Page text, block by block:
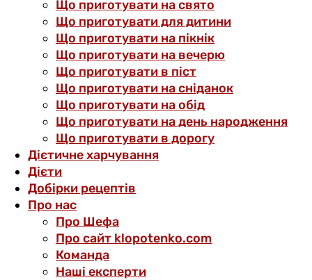
Що приготувати на свято
Що приготувати для дитини
Що приготувати на пікнік
Що приготувати на вечерю
Що приготувати в піст
Що приготувати на сніданок
Що приготувати на обід
Що приготувати на день народження
Що приготувати в дорогу
Дієтичне харчування
Дієти
Добірки рецептів
Про нас
Про Шефа
Про сайт klopotenko.com
Команда
Наші експерти